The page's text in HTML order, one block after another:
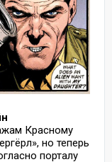
Красному
но теперь
порталу